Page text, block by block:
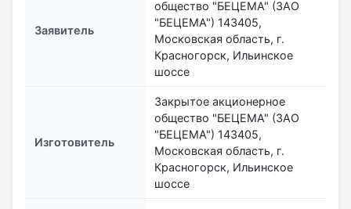
Заявитель
общество "БЕЦЕМА" (ЗАО
"БЕЦЕМА") 143405,
Московская область, г.
Красногорск, Ильинское
шоссе
Изготовитель
Закрытое акционерное
общество "БЕЦЕМА" (ЗАО
"БЕЦЕМА") 143405,
Московская область, г.
Красногорск, Ильинское
шоссе